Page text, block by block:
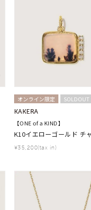
オンライン限定 SOLDOUT
KAKERA
【ONE of a KIND】
K10イエローゴールド チ
¥35,200(tax in)